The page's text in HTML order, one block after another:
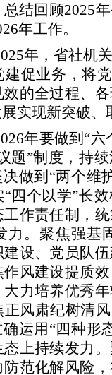
结回顾2025
年工作。
年，省社机
促业务，将
的全过程、
实现新突破、
年要做到“
题”制度，持
做到“两个维
四个以学”长
作责任制，
力。聚焦强基
设、党员队
风建设提质
力培养优秀
风肃纪树清
运用“四种形
上持续发力
范化解风险